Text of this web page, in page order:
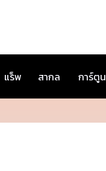
แร็พ สากล การ์ตูน